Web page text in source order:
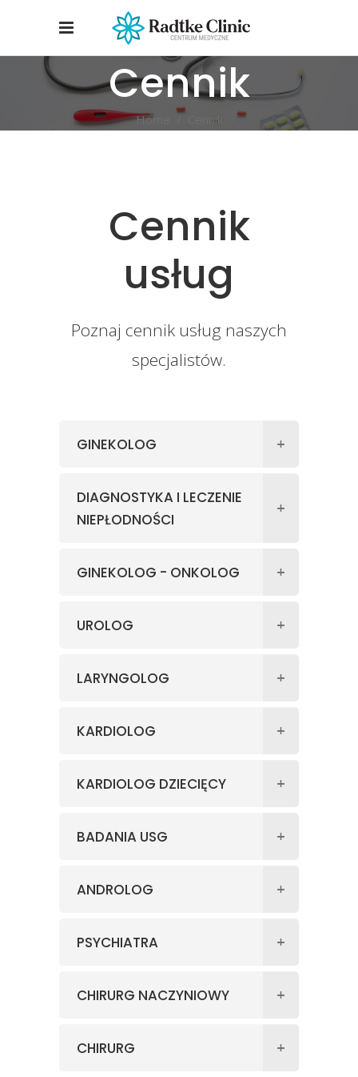
Cennik
Home Cennik
Cennik
usług
Poznaj cennik usług naszych
specjalistów.
GINEKOLOG
DIAGNOSTYKA I LECZENIE
NIEPŁODNOŚCI
GINEKOLOG - ONKOLOG
UROLOG
LARYNGOLOG
KARDIOLOG
KARDIOLOG DZIECIĘCY
BADANIA USG
ANDROLOG
PSYCHIATRA
CHIRURG NACZYNIOWY
CHIRURG